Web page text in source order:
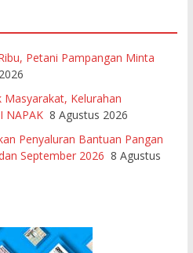
Petani Pampangan Minta
Kelurahan
NAPAK 8 Agustus 2026
Penyaluran Bantuan Pangan
September 2026 8 Agustus